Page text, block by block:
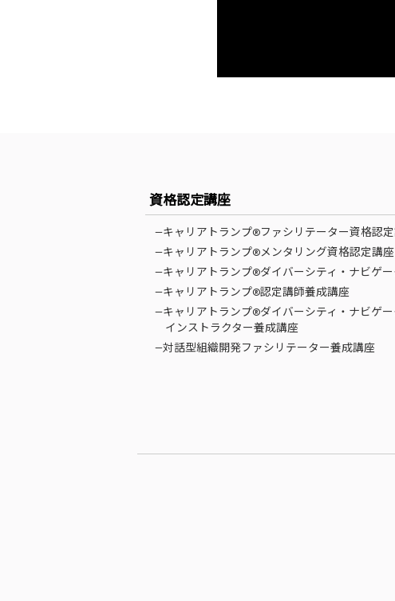
資格認定講座
—キャリアトランプ®ファシリテーター資格認
—キャリアトランプ®メンタリング資格認定講座
—キャリアトランプ®ダイバーシティ・ナビゲ
—キャリアトランプ®認定講師養成講座
—キャリアトランプ®ダイバーシティ・ナビゲー
インストラクター養成講座
—対話型組織開発ファシリテーター養成講座